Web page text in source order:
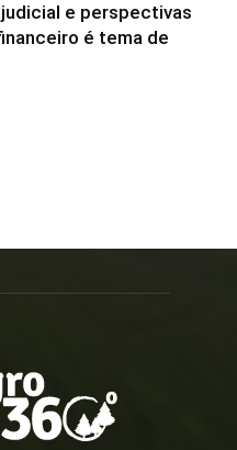
e perspectivas
é tema de